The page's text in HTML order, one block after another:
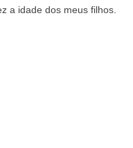
a idade dos meus filhos.